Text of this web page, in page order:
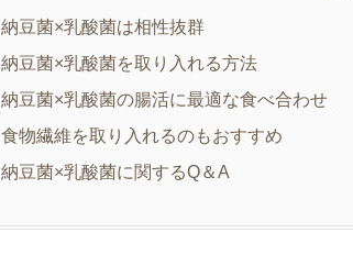
納豆菌×乳酸菌は相性抜群
納豆菌×乳酸菌を取り入れる方法
納豆菌×乳酸菌の腸活に最適な食べ合わせ
食物繊維を取り入れるのもおすすめ
納豆菌×乳酸菌に関するQ＆A